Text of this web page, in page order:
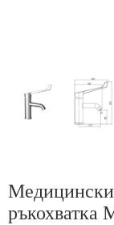
Медицински
ръкохватка